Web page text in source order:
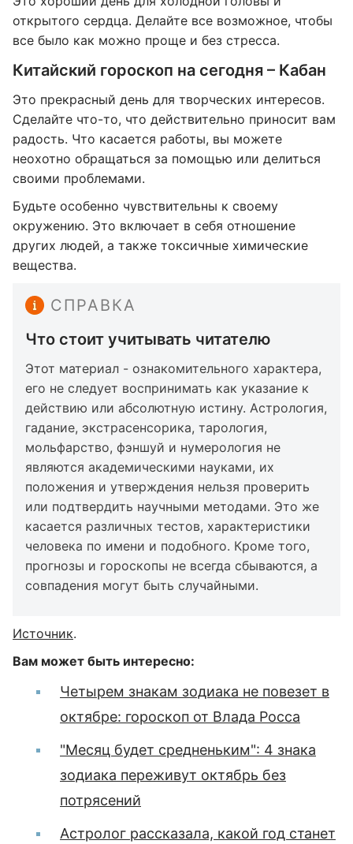
открытого сердца. Делайте все возможное, чтобы
все было как можно проще и без стресса.
Китайский гороскоп на сегодня – Кабан
Это прекрасный день для творческих интересов.
Сделайте что-то, что действительно приносит вам
радость. Что касается работы, вы можете
неохотно обращаться за помощью или делиться
своими проблемами.
Будьте особенно чувствительны к своему
окружению. Это включает в себя отношение
других людей, а также токсичные химические
вещества.
СПРАВКА
Что стоит учитывать читателю
Этот материал - ознакомительного характера,
его не следует воспринимать как указание к
действию или абсолютную истину. Астрология,
гадание, экстрасенсорика, тарология,
мольфарство, фэншуй и нумерология не
являются академическими науками, их
положения и утверждения нельзя проверить
или подтвердить научными методами. Это же
касается различных тестов, характеристики
человека по имени и подобного. Кроме того,
прогнозы и гороскопы не всегда сбываются, а
совпадения могут быть случайными.
Источник.
Вам может быть интересно:
Четырем знакам зодиака не повезет в
октябре: гороскоп от Влада Росса
"Месяц будет средненьким": 4 знака
зодиака переживут октябрь без
потрясений
Астролог рассказала, какой год станет